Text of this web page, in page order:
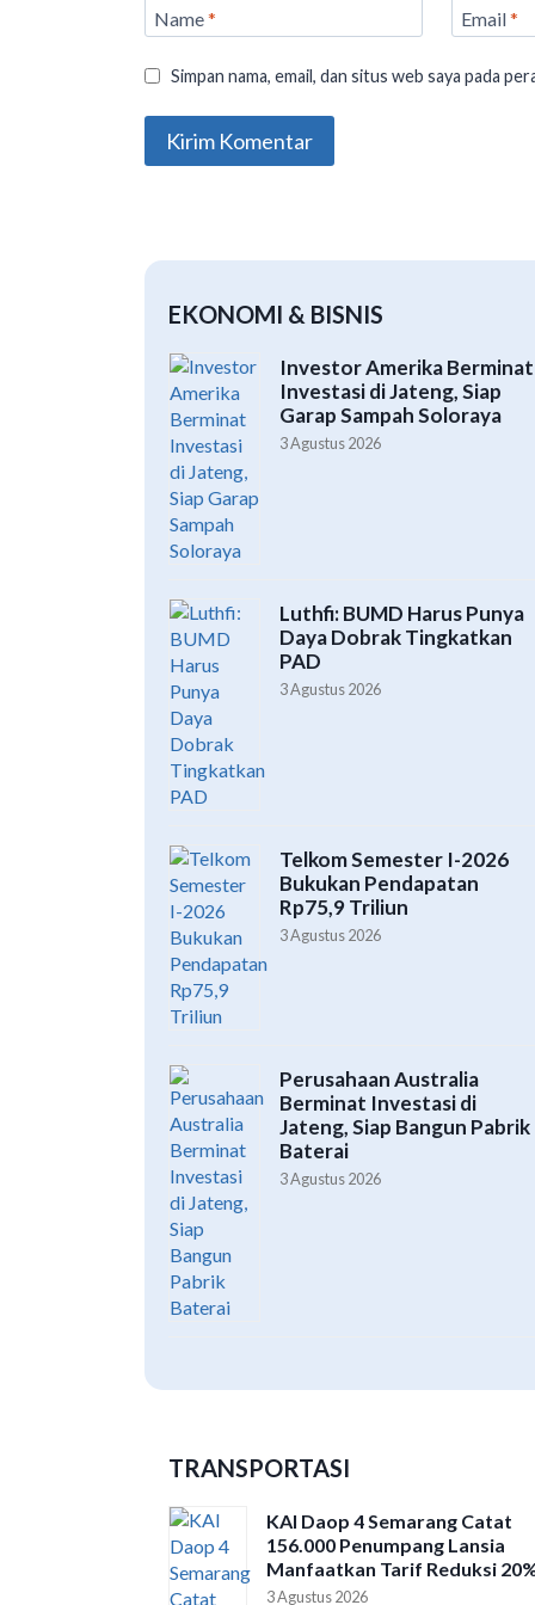
Name* Email*
Simpan nama, email, dan situs web saya pada
EKONOMI & BISNIS
Investor Amerika Berminat
Investasi di Jateng, Siap
Garap Sampah Soloraya
3 Agustus 2026
Luthfi: BUMD Harus Punya
Daya Dobrak Tingkatkan
PAD
3 Agustus 2026
Telkom Semester I-2026
Bukukan Pendapatan
Rp75,9 Triliun
3 Agustus 2026
Perusahaan Australia
Berminat Investasi di
Jateng, Siap Bangun Pabrik
Baterai
3 Agustus 2026
TRANSPORTASI
KAI Daop 4 Semarang Catat
156.000 Penumpang Lansia
Manfaatkan Tarif Reduksi
3 Agustus 2026